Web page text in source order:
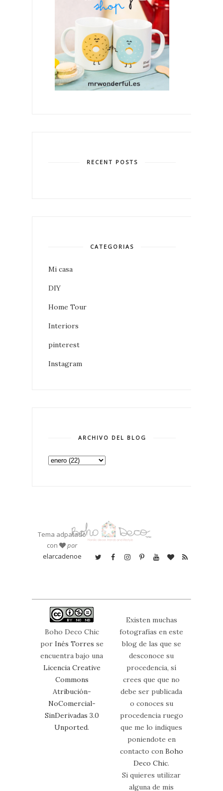
RECENT POSTS
CATEGORIAS
Mi casa
DIY
Home Tour
Interiors
pinterest
Instagram
ARCHIVO DEL BLOG
Tema adpatado
con
por
elarcadenoe
Boho Deco Chic
por Inés Torres se
encuentra bajo una
Licencia Creative
Commons
Atribución-
NoComercial-
SinDerivadas 3.0
Unported.
Existen muchas
fotografías en este
blog de las que se
desconoce su
procedencia, sí
crees que que no
debe ser publicada
o conoces su
procedencia ruego
que me lo indiques
poniendote en
contacto con Boho
Deco Chic.
Si quieres utilizar
alguna de mis